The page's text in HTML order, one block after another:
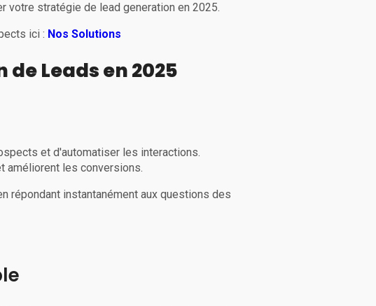
votre stratégie de lead generation en 2025.
ici : Nos Solutions
Leads en 2025
et d'automatiser les interactions.
améliorent les conversions.
répondant instantanément aux questions des